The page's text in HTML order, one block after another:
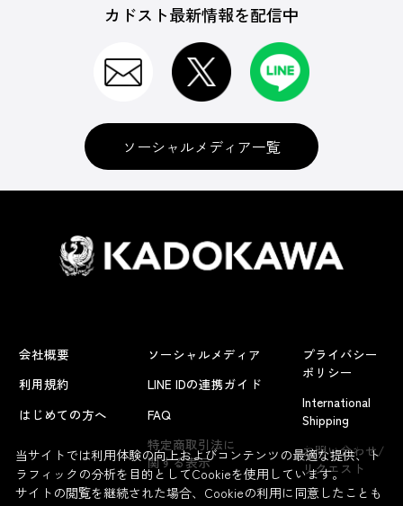
よくあるお問い合わせ
カドスト最新情報を配信中
ソーシャルメディア一覧
会社概要
利用規約
はじめての方へ
ソーシャルメディア
LINE IDの連携ガイド
FAQ
特定商取引法に
関する表示
プライバシー
ポリシー
International
Shipping
お問い合わせ/
リクエスト
当サイトでは利用体験の向上およびコンテンツの最適な提供、ト
ラフィックの分析を目的としてCookieを使用しています。
サイトの閲覧を継続された場合、Cookieの利用に同意したことも